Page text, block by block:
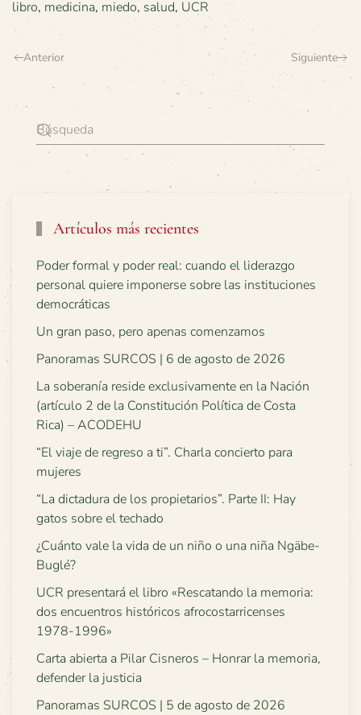
libro, medicina, miedo, salud, UCR
Anterior Siguiente
Artículos más recientes
Poder formal y poder real: cuando el liderazgo
personal quiere imponerse sobre las instituciones
democráticas
Un gran paso, pero apenas comenzamos
Panoramas SURCOS | 6 de agosto de 2026
La soberanía reside exclusivamente en la Nación
(artículo 2 de la Constitución Política de Costa
Rica) – ACODEHU
“El viaje de regreso a ti”. Charla concierto para
mujeres
“La dictadura de los propietarios”. Parte II: Hay
gatos sobre el techado
¿Cuánto vale la vida de un niño o una niña Ngäbe-
Buglé?
UCR presentará el libro «Rescatando la memoria:
dos encuentros históricos afrocostarricenses
1978-1996»
Carta abierta a Pilar Cisneros – Honrar la memoria,
defender la justicia
Panoramas SURCOS | 5 de agosto de 2026